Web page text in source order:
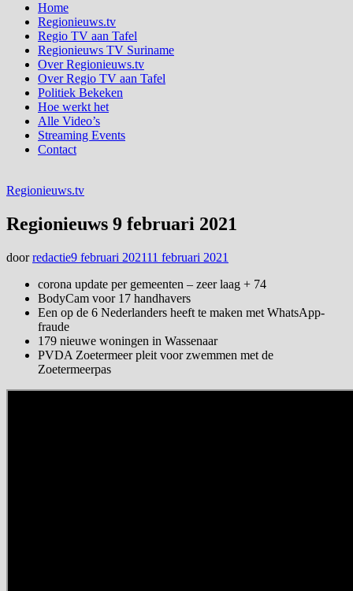
Home
Regionieuws.tv
Regio TV aan Tafel
Regionieuws TV Suriname
Over Regionieuws.tv
Over Regio TV aan Tafel
Politiek Bekeken
Hoe werkt het
Alle Video’s
Streaming Events
Contact
Regionieuws.tv
Regionieuws 9 februari 2021
doorredactie9 februari 202111 februari 2021
corona update per gemeenten – zeer laag + 74
BodyCam voor 17 handhavers
Een op de 6 Nederlanders heeft te maken met WhatsApp-
fraude
179 nieuwe woningen in Wassenaar
PVDA Zoetermeer pleit voor zwemmen met de
Zoetermeerpas